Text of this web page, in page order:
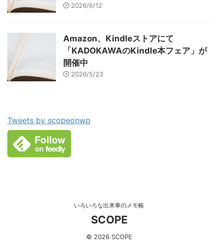
2026/6/12
Amazon、Kindleストアにて
「KADOKAWAのKindle本フェア」が
開催中
2026/5/23
Tweets by scopeonwp
いろいろな出来事のメモ帳
SCOPE
© 2026 SCOPE